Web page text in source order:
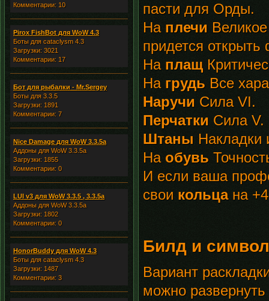
Комментарии: 10
Pirox FishBot для WoW 4.3
Боты для cataclysm 4.3
Загрузки: 3021
Комментарии: 17
Бот для рыбалки - Mr.Sergey
Боты для 3.3.5
Загрузки: 1891
Комментарии: 7
Nice Damage для WoW 3.3.5a
Аддоны для WoW 3.3.5a
Загрузки: 1855
Комментарии: 0
LUI v3 для WoW 3.3.5 , 3.3.5a
Аддоны для WoW 3.3.5a
Загрузки: 1802
Комментарии: 0
HonorBuddy для WoW 4.3
Боты для cataclysm 4.3
Загрузки: 1487
Комментарии: 3
пасти для Орды.
На плечи
придется
На плащ
На грудь Все
Наручи Сила VI.
Перчатки Сила V.
Штаны Накладки
На обувь
И если ваша
свои кольцана
Билд и
Вариант
можно